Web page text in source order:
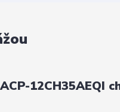
ACP-12CH35AEQI